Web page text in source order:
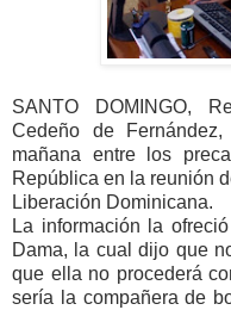
SANTO DOMINGO,
Cedeño de
mañana entre los
República en la reunión
Liberación Dominicana.
La información la
Dama, la cual dijo que
que ella no procederá
sería la compañera de